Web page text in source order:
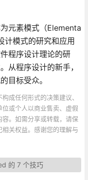
元素模式（Elementa
计模式的研究和应用
程序设计理论的研
从程序设计的新手，
目标受众。
成任何形式的决策建议、
或个人以商业售卖、虚假
。如需分享或转载，请保
关权益。感谢您的理解与
的 7 个技巧